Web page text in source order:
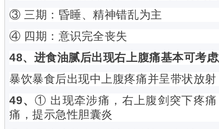
③ 三期：昏睡、精神错乱为主
④ 四期：意识完全丧失
48、进食油腻后出现右上腹痛基本可考
暴饮暴食后出现中上腹疼痛并呈带状放
49、① 出现牵涉痛，右上腹剑突下疼
痛，提示急性胆囊炎